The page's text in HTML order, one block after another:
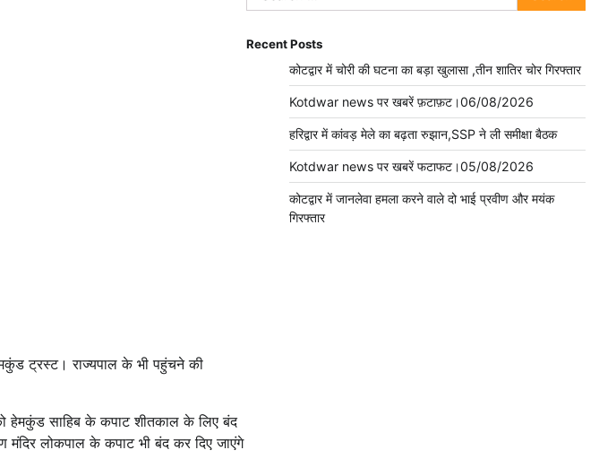
ट्रस्ट। राज्यपाल के भी पहुंचने की
हेमकुंड साहिब के कपाट शीतकाल के लिए बंद
लोकपाल के कपाट भी बंद कर दिए जाएंगे
for:
Recent Posts
कोटद्वार में चोरी की घटना का बड़ा खुलासा ,तीन शातिर चोर गिरफ्तार
Kotdwar news पर खबरें फ़टाफ़ट।06/08/2026
हरिद्वार में कांवड़ मेले का बढ़ता रुझान,SSP ने ली समीक्षा बैठक
Kotdwar news पर खबरें फटाफट।05/08/2026
कोटद्वार में जानलेवा हमला करने वाले दो भाई प्रवीण और मयंक
गिरफ्तार